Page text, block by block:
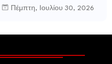
αστυνομικό μυθιστόρημα της
Κατερίνας Πανούση Οι ρόλοι
Πέμπτη, Ιουλίου 30, 2026